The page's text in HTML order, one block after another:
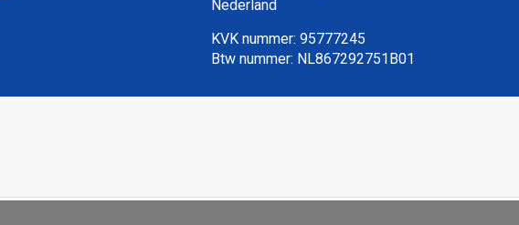
Nederland
KVK nummer: 95777245
Btw nummer: NL867292751B01